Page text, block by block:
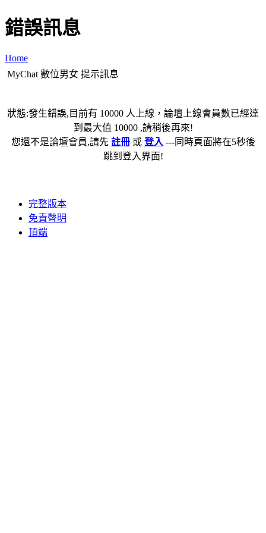
錯誤訊息
Home
MyChat 數位男女 提示訊息
狀態:發生錯誤,目前有 10000 人上線，論壇上線會員數已經達
到最大值 10000 ,請稍後再來!
您還不是論壇會員,請先 註冊或 登入 ---同時頁面將在5秒後
跳到登入界面!
完整版本
免責聲明
頂端